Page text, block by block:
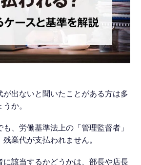
が出ないと聞いたことがある方は多
か。
、労働基準法上の「管理監督者」
業代が支払われません。
に該当するかどうかは、部長や店長